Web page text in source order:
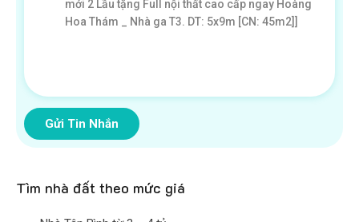
Gửi Tin Nhắn
Tìm nhà đất theo mức giá